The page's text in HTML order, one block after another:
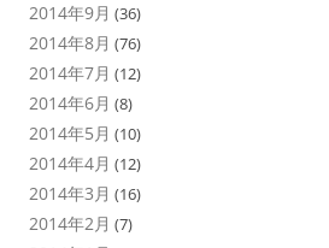
2014年9月 (36)
2014年8月 (76)
2014年7月 (12)
2014年6月 (8)
2014年5月 (10)
2014年4月 (12)
2014年3月 (16)
2014年2月 (7)